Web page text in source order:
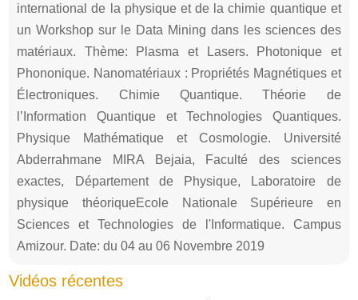
international de la physique et de la chimie quantique et
un Workshop sur le Data Mining dans les sciences des
matériaux. Thème: Plasma et Lasers. Photonique et
Phononique. Nanomatériaux : Propriétés Magnétiques et
Électroniques. Chimie Quantique. Théorie de
l’Information Quantique et Technologies Quantiques.
Physique Mathématique et Cosmologie. Université
Abderrahmane MIRA Bejaia, Faculté des sciences
exactes, Département de Physique, Laboratoire de
physique théoriqueEcole Nationale Supérieure en
Sciences et Technologies de l'Informatique. Campus
Amizour. Date: du 04 au 06 Novembre 2019
Vidéos récentes